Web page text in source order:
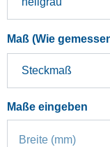
Maß (Wie
Maße eingeben
Breite (mm)